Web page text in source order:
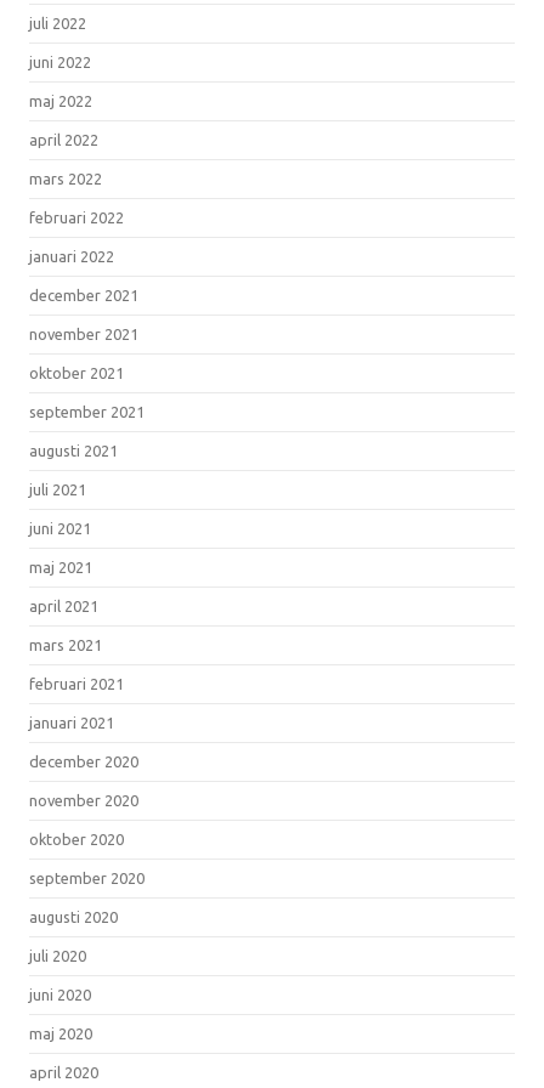
juli 2022
juni 2022
maj 2022
april 2022
mars 2022
februari 2022
januari 2022
december 2021
november 2021
oktober 2021
september 2021
augusti 2021
juli 2021
juni 2021
maj 2021
april 2021
mars 2021
februari 2021
januari 2021
december 2020
november 2020
oktober 2020
september 2020
augusti 2020
juli 2020
juni 2020
maj 2020
april 2020